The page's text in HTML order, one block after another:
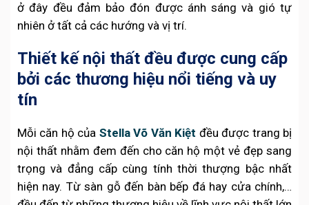
ở đây đều đảm bảo đón được ánh sáng và gió tự
nhiên ở tất cả các hướng và vị trí.
Thiết kế nội thất đều được cung cấp
bởi các thương hiệu nổi tiếng và uy
tín
Mỗi căn hộ của Stella Võ Văn Kiệt đều được trang bị
nội thất nhằm đem đến cho căn hộ một vẻ đẹp sang
trọng và đẳng cấp cùng tính thời thượng bậc nhất
hiện nay. Từ sàn gỗ đến bàn bếp đá hay cửa chính,…